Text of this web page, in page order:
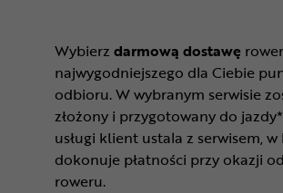
Wybierz darmową dostawę
najwygodniejszego dla Ciebie
odbioru. W wybranym serwisie
złożony i przygotowany do
usługi klient ustala z serwisem,
dokonuje płatności przy okazji
roweru.